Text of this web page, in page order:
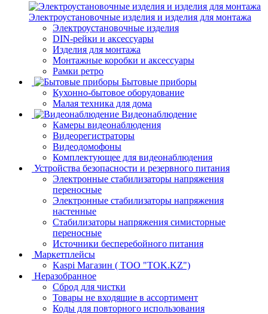
Электроустановочные изделия и изделия для монтажа
Электроустановочные изделия
DIN-рейки и аксессуары
Изделия для монтажа
Монтажные коробки и аксессуары
Рамки ретро
Бытовые приборы
Кухонно-бытовое оборудование
Малая техника для дома
Видеонаблюдение
Камеры видеонаблюдения
Видеорегистраторы
Видеодомофоны
Комплектующее для видеонаблюдения
Устройства безопасности и резервного питания
Электронные стабилизаторы напряжения
переносные
Электронные стабилизаторы напряжения
настенные
Стабилизаторы напряжения симисторные
переносные
Источники бесперебойного питания
Маркетплейсы
Kaspi Магазин ( ТОО "TOK.KZ")
Неразобранное
Сброд для чистки
Товары не входящие в ассортимент
Коды для повторного использования